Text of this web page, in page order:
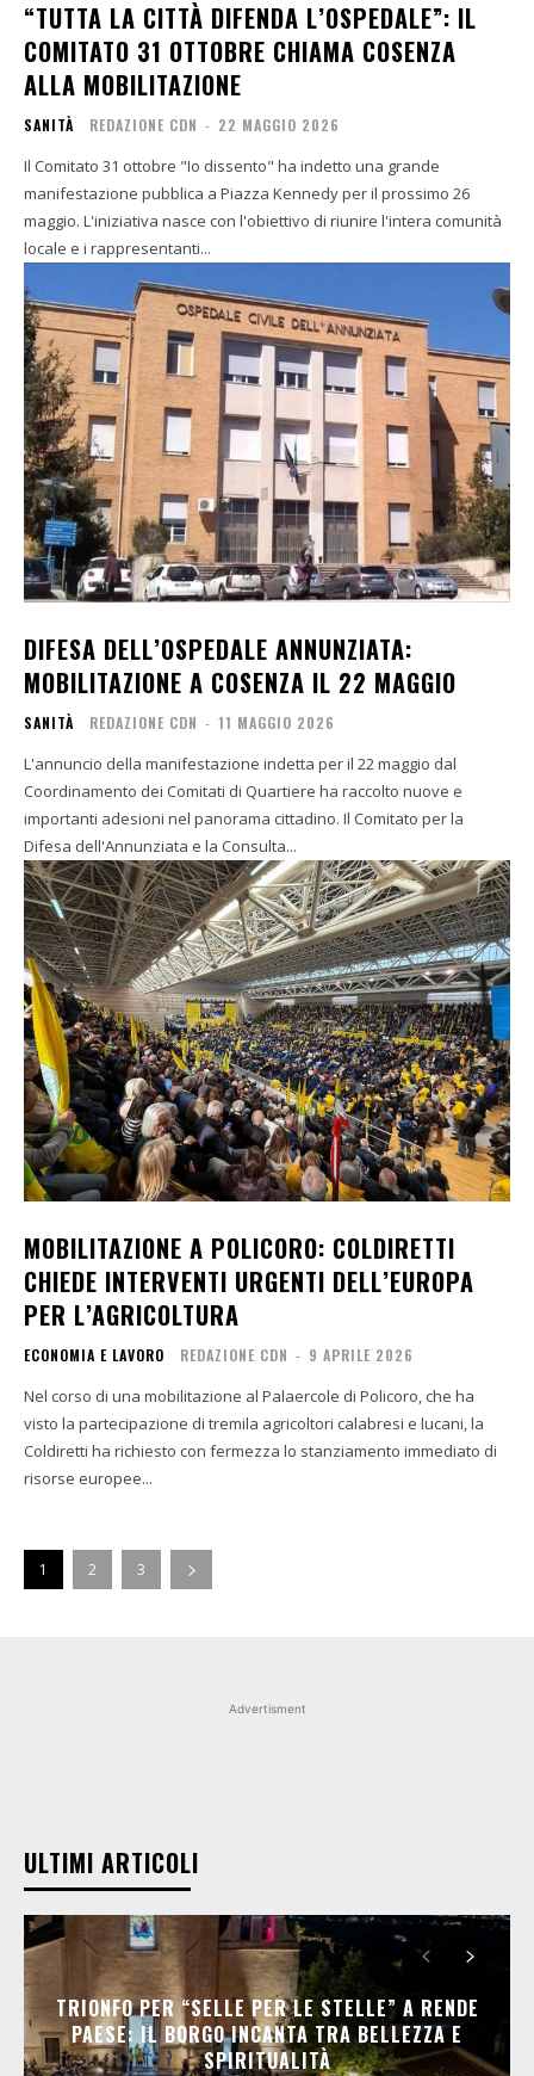
“TUTTA LA CITTÀ DIFENDA L’OSPEDALE”: IL
COMITATO 31 OTTOBRE CHIAMA COSENZA
ALLA MOBILITAZIONE
SANITÀ REDAZIONE CDN - 22 MAGGIO 2026
Il Comitato 31 ottobre "Io dissento" ha indetto una grande
manifestazione pubblica a Piazza Kennedy per il prossimo 26
maggio. L'iniziativa nasce con l'obiettivo di riunire l'intera comunità
locale e i rappresentanti...
DIFESA DELL’OSPEDALE ANNUNZIATA:
MOBILITAZIONE A COSENZA IL 22 MAGGIO
SANITÀ REDAZIONE CDN - 11 MAGGIO 2026
L'annuncio della manifestazione indetta per il 22 maggio dal
Coordinamento dei Comitati di Quartiere ha raccolto nuove e
importanti adesioni nel panorama cittadino. Il Comitato per la
Difesa dell'Annunziata e la Consulta...
MOBILITAZIONE A POLICORO: COLDIRETTI
CHIEDE INTERVENTI URGENTI DELL’EUROPA
PER L’AGRICOLTURA
ECONOMIA E LAVORO REDAZIONE CDN - 9 APRILE 2026
Nel corso di una mobilitazione al Palaercole di Policoro, che ha
visto la partecipazione di tremila agricoltori calabresi e lucani, la
Coldiretti ha richiesto con fermezza lo stanziamento immediato di
risorse europee...
1 2 3
Advertisment
ULTIMI ARTICOLI
TRIONFO PER “SELLE PER LE STELLE” A RENDE
PAESE: IL BORGO INCANTA TRA BELLEZZA E
SPIRITUALITÀ